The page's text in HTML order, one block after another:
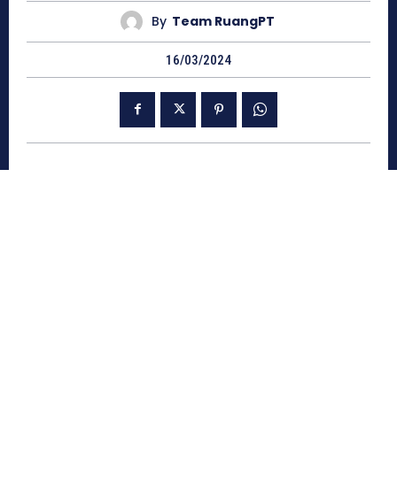
By Team RuangPT
16/03/2024